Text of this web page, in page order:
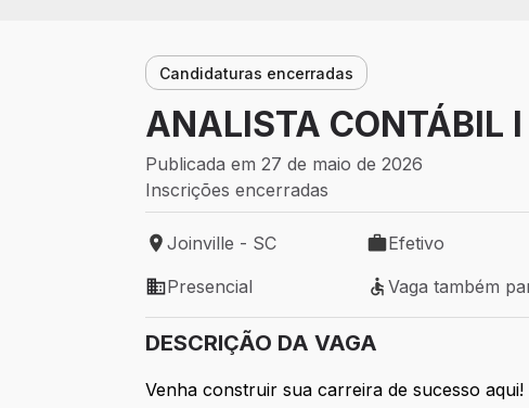
Candidaturas encerradas
ANALISTA CONTÁBIL I
Publicada em 27 de maio de 2026
Inscrições encerradas
Local de trabalho: Joinville - SC
Joinville - SC
Tipo de vaga: Efetivo
Efetivo
Modelo de trabalho: Presencial
Presencial
Vaga também para
Vaga também
DESCRIÇÃO DA VAGA
Venha construir sua carreira de sucesso aqui!